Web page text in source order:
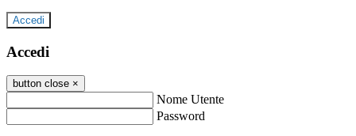
Accedi
Accedi
button close ×
Nome Utente
Password